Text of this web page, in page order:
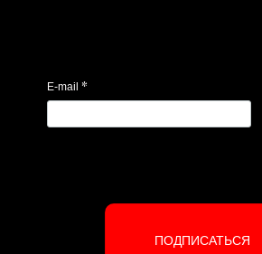
E-mail *
ПОДПИСАТЬСЯ